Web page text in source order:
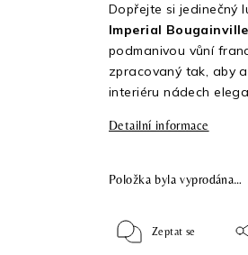
Dopřejte si jedinečný
Imperial
podmanivou vůní
zpracovaný tak, aby
interiéru nádech
Detailní informace
Položka byla vyprodána…
Zeptat se